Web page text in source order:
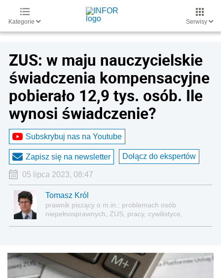
Kategorie Serwisy
ZUS: w maju nauczycielskie
świadczenia kompensacyjne
pobierało 12,9 tys. osób. Ile
wynosi świadczenie?
Subskrybuj nas na Youtube
Zapisz się na newsletter Dołącz do ekspertów
05 lipca 2023, 08:47
Tomasz Król
prawnik piszący o m.in.: problemach osób
niepełnosprawnych, ZUS, pracy, cywilistyce,